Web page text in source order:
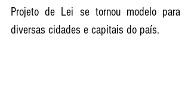
Projeto de Lei se tornou modelo para
diversas cidades e capitais do país.